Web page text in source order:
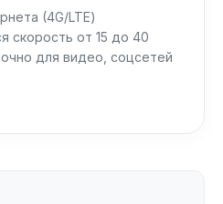
(4G/LTE)
скорость от 15 до 40
для видео, соцсетей